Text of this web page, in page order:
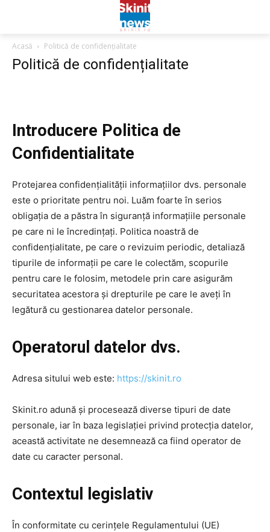
Acasă Politică de confidențialitate
Politică de confidențialitate
Introducere Politica de
Confidentialitate
Protejarea confidențialității informațiilor dvs. personale
este o prioritate pentru noi. Luăm foarte în serios
obligația de a păstra în siguranță informațiile personale
pe care ni le încredințați. Politica noastră de
confidențialitate, pe care o revizuim periodic, detaliază
tipurile de informații pe care le colectăm, scopurile
pentru care le folosim, metodele prin care asigurăm
securitatea acestora și drepturile pe care le aveți în
legătură cu gestionarea datelor personale.
Operatorul datelor dvs.
Adresa sitului web este: https://skinit.ro
Skinit.ro adună și procesează diverse tipuri de date
personale, iar în baza legislației privind protecția datelor,
această activitate ne desemnează ca fiind operator de
date cu caracter personal.
Contextul legislativ
În conformitate cu cerințele Regulamentului (UE)